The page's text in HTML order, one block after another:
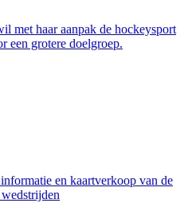
met haar aanpak de hockeysport
een grotere doelgroep.
en kaartverkoop van de